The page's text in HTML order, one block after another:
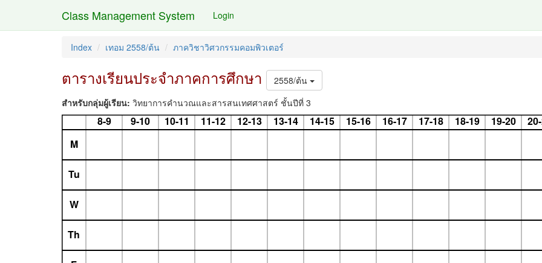
Class Management System Login
Index เทอม 2558/ต้น ภาควิชาวิศวกรรมคอมพิวเตอร์
ตารางเรียนประจำภาคการศึกษา
2558/ต้น
สำหรับกลุ่มผู้เรียน: วิทยาการคำนวณและสารสนเทศศาสตร์ ชั้นปีที่ 3
8-9 9-10 10-11 11-12 12-13 13-14 14-15 15-16 16-17 17-18 18-19 19-20
M
Tu
W
Th